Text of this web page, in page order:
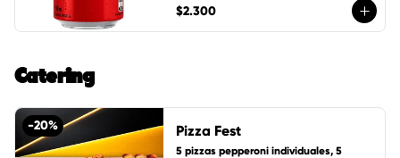
$2.300
Catering
-20% Pizza Fest
5 pizzas pepperoni individuales, 5